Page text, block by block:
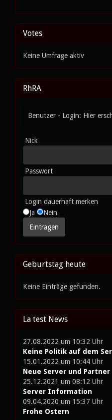
Votes
Keine Umfrage aktiv
RhRA
Benutzer - Login: Hier
Nick
Passwort
Login dauerhaft merken
Ja
Nein
Geburtstag heute
Keine Einträge gefunden.
La test News
27.08.2022 um 10:32 Uhr
Keine Politik auf dem
15.01.2022 um 10:44 Uhr
Neue Server und Partner
25.12.2021 um 08:12 Uhr
Server Information
09.04.2020 um 15:37 Uhr
Frohe Ostern